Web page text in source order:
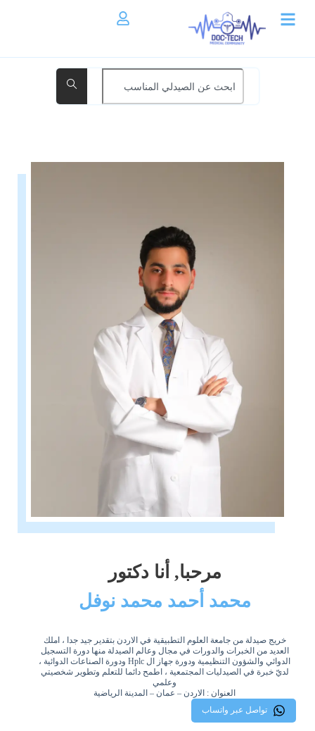
مرحبا, أنا دكتور
محمد أحمد محمد نوفل
خريج صيدلة من جامعة العلوم التطبيقية في الاردن بتقدير جيد جدا ، املك
العديد من الخبرات والدورات في مجال وعالم الصيدلة منها دورة التسجيل
الدوائي والشؤون التنظيمية ودورة جهاز ال Hplc ودورة الصناعات الدوائية ،
لديّ خبرة في الصيدليات المجتمعية ، اطمح دائما للتعلم وتطوير شخصيتي
وعلمي
العنوان : الاردن – عمان – المدينة الرياضية
تواصل عبر واتساب